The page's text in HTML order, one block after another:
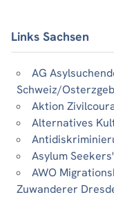
Links Sachsen
AG
Schweiz/
Aktion
Alternatives
Asylum
AWO
Zuwanderer